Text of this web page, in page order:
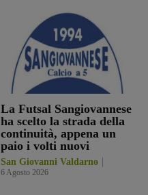
La Futsal Sangiovannese
ha scelto la strada della
continuità, appena un
paio i volti nuovi
San Giovanni Valdarno
6 Agosto 2026